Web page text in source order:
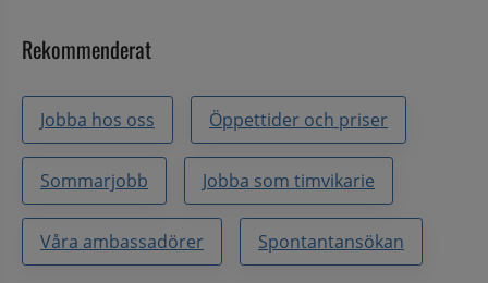
Rekommenderat
Jobba hos oss Öppettider och priser
Sommarjobb Jobba som timvikarie
Våra ambassadörer Spontantansökan